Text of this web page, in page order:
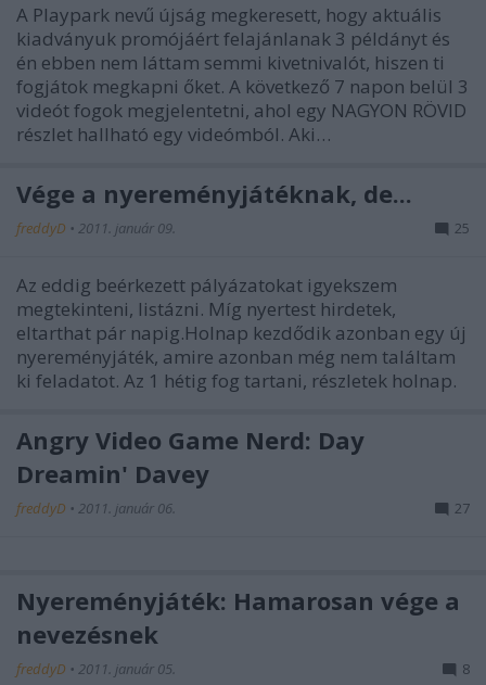
A Playpark nevű újság megkeresett, hogy aktuális
kiadványuk promójáért felajánlanak 3 példányt és
én ebben nem láttam semmi kivetnivalót, hiszen ti
fogjátok megkapni őket. A következő 7 napon belül 3
videót fogok megjelentetni, ahol egy NAGYON RÖVID
részlet hallható egy videómból. Aki…
Vége a nyereményjátéknak, de...
freddyD • 2011. január 09. 25
Az eddig beérkezett pályázatokat igyekszem
megtekinteni, listázni. Míg nyertest hirdetek,
eltarthat pár napig.Holnap kezdődik azonban egy új
nyereményjáték, amire azonban még nem találtam
ki feladatot. Az 1 hétig fog tartani, részletek holnap.
Angry Video Game Nerd: Day
Dreamin' Davey
freddyD • 2011. január 06. 27
Nyereményjáték: Hamarosan vége a
nevezésnek
freddyD • 2011. január 05. 8